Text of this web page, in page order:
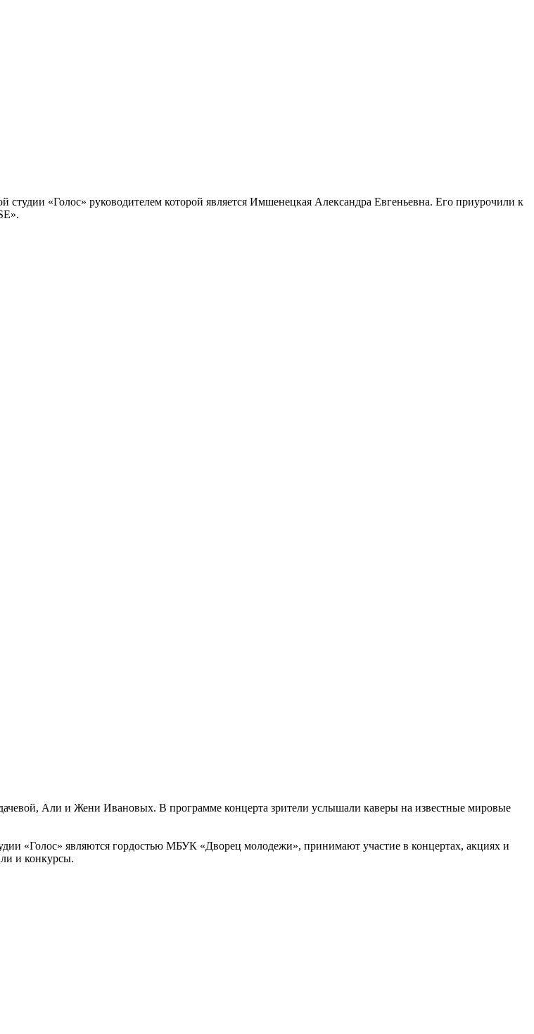
«Голос» руководителем которой является Имшенецкая Александра Евгеньевна. Его приурочили к
Али и Жени Ивановых. В программе концерта зрители услышали каверы на известные мировые
«Голос» являются гордостью МБУК «Дворец молодежи», принимают участие в концертах, акциях и
и конкурсы.